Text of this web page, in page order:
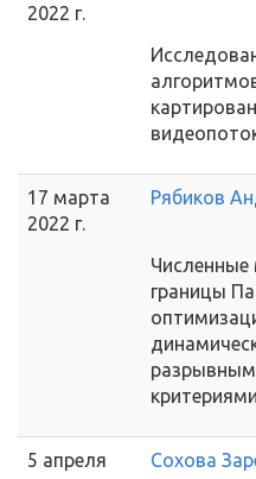
2022 г.
17 марта
2022 г.
Рябиков
границы
критериями
5 апреля
Сохова